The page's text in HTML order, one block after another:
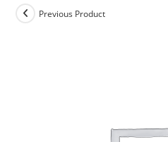
Previous Product